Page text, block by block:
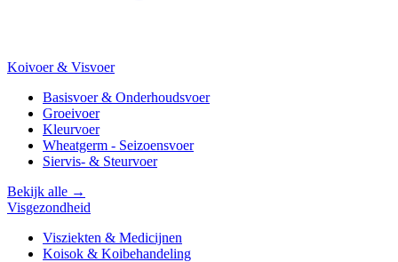
Koivoer & Visvoer
Basisvoer & Onderhoudsvoer
Groeivoer
Kleurvoer
Wheatgerm - Seizoensvoer
Siervis- & Steurvoer
Bekijk alle →
Visgezondheid
Visziekten & Medicijnen
Koisok & Koibehandeling